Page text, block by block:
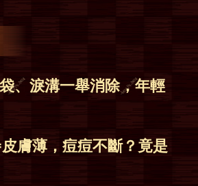
、淚溝一舉消除，年輕
膚薄，痘痘不斷？竟是